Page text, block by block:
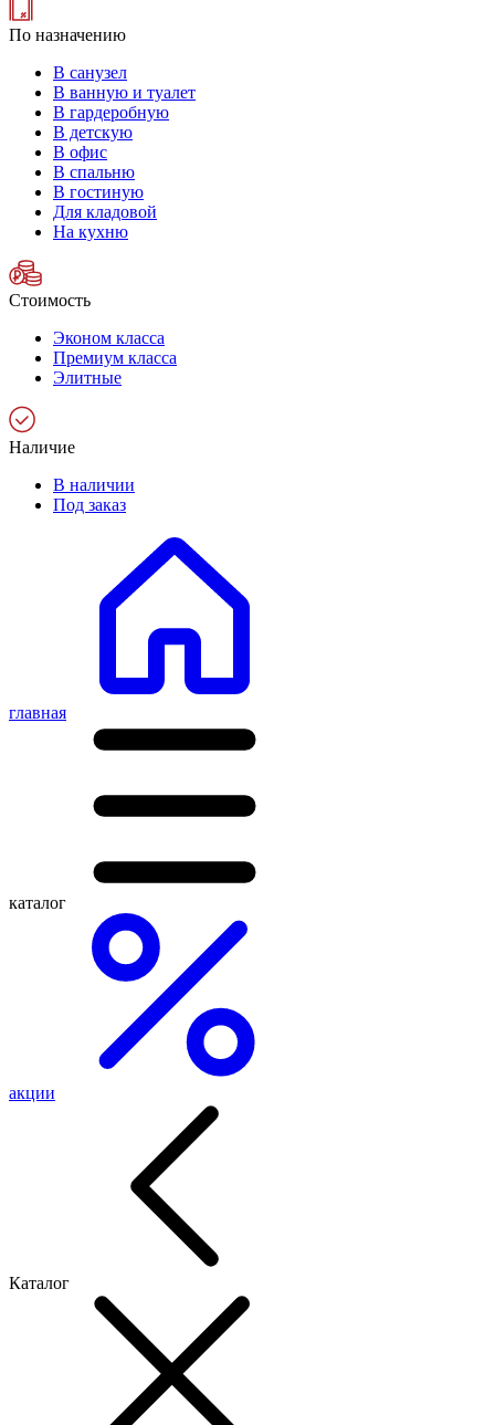
По назначению
В санузел
В ванную и туалет
В гардеробную
В детскую
В офис
В спальню
В гостиную
Для кладовой
На кухню
Стоимость
Эконом класса
Премиум класса
Элитные
Наличие
В наличии
Под заказ
главная
каталог
акции
Каталог